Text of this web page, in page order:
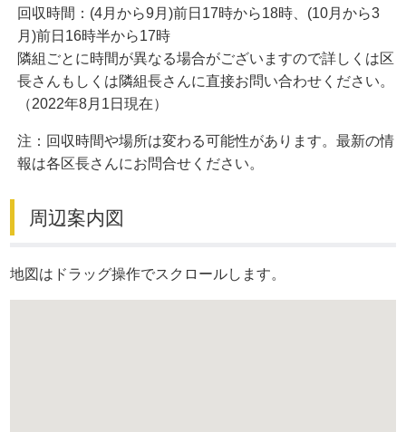
回収時間：(4月から9月)前日17時から18時、(10月から3
月)前日16時半から17時
隣組ごとに時間が異なる場合がございますので詳しくは区
長さんもしくは隣組長さんに直接お問い合わせください。
（2022年8月1日現在）
注：回収時間や場所は変わる可能性があります。最新の情
報は各区長さんにお問合せください。
周辺案内図
地図はドラッグ操作でスクロールします。